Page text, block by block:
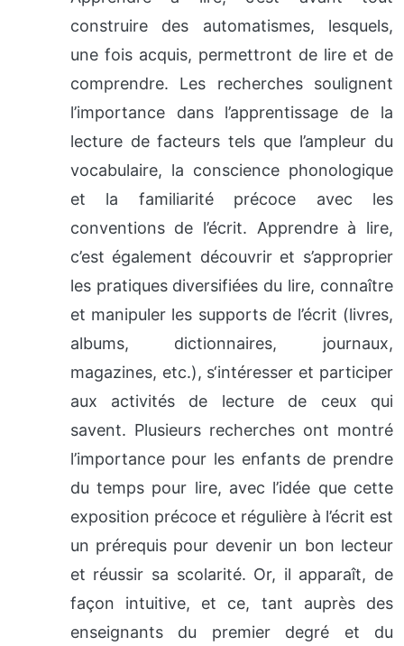
construire des automatismes, lesquels,
une fois acquis, permettront de lire et de
comprendre. Les recherches soulignent
l’importance dans l’apprentissage de la
lecture de facteurs tels que l’ampleur du
vocabulaire, la conscience phonologique
et la familiarité précoce avec les
conventions de l’écrit. Apprendre à lire,
c’est également découvrir et s’approprier
les pratiques diversifiées du lire, connaître
et manipuler les supports de l’écrit (livres,
albums, dictionnaires, journaux,
magazines, etc.), s‘intéresser et participer
aux activités de lecture de ceux qui
savent. Plusieurs recherches ont montré
l’importance pour les enfants de prendre
du temps pour lire, avec l’idée que cette
exposition précoce et régulière à l’écrit est
un prérequis pour devenir un bon lecteur
et réussir sa scolarité. Or, il apparaît, de
façon intuitive, et ce, tant auprès des
enseignants du premier degré et du